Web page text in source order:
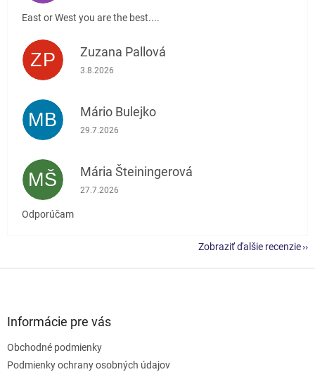
East or West you are the best....
ZP Zuzana Pallová
Hodnotenie obchodu je 5 z 5 hviezdičiek.
3.8.2026
MB Mário Bulejko
Hodnotenie obchodu je 5 z 5 hviezdičiek.
29.7.2026
MŠ Mária Šteiningerová
Hodnotenie obchodu je 5 z 5 hviezdičiek.
27.7.2026
Odporúčam
Zobraziť ďalšie recenzie
Informácie pre vás
Obchodné podmienky
Podmienky ochrany osobných údajov